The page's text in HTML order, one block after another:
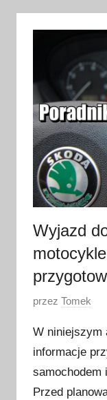
n
i
a
2
0
2
Wyjazd
O
u
b
l
i
przez Tomek
W niniejszym
informacje
samochodem
Przed